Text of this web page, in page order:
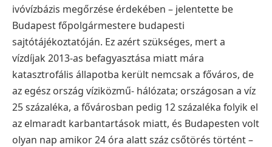
ivóvízbázis megőrzése érdekében – jelentette be
Budapest főpolgármestere budapesti
sajtótájékoztatóján. Ez azért szükséges, mert a
vízdíjak 2013-as befagyasztása miatt mára
katasztrofális állapotba került nemcsak a főváros, de
az egész ország víziközmű- hálózata; országosan a víz
25 százaléka, a fővárosban pedig 12 százaléka folyik el
az elmaradt karbantartások miatt, és Budapesten volt
olyan nap amikor 24 óra alatt száz csőtörés történt –